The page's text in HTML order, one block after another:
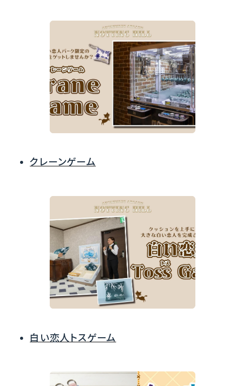
クレーンゲーム
白い恋人トスゲーム